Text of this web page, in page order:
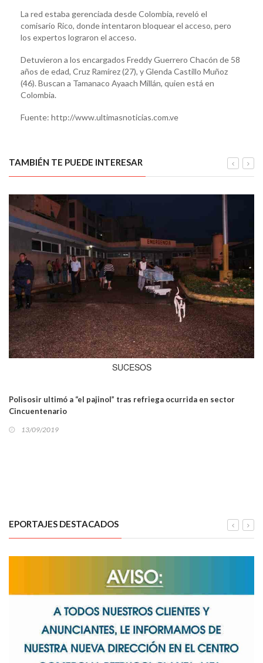
La red estaba gerenciada desde Colombia, reveló el
comisario Rico, donde intentaron bloquear el acceso, pero
los expertos lograron el acceso.
Detuvieron a los encargados Freddy Guerrero Chacón de 58
años de edad, Cruz Ramírez (27), y Glenda Castillo Muñoz
(46). Buscan a Tamanaco Ayaach Millán, quien está en
Colombia.
Fuente: http://www.ultimasnoticias.com.ve
TAMBIÉN TE PUEDE INTERESAR
SUCESOS
Polisosir ultimó a “el pajinol” tras refriega ocurrida en sector
Cincuentenario
13/09/2019
EPORTAJES DESTACADOS